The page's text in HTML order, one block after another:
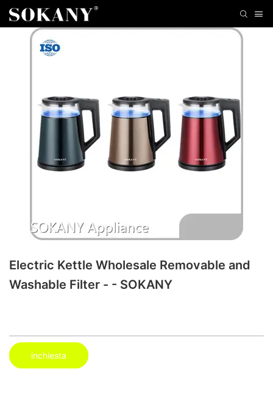
Electric Kettle Wholesale Removable and
Washable Filter - - SOKANY
inchiesta